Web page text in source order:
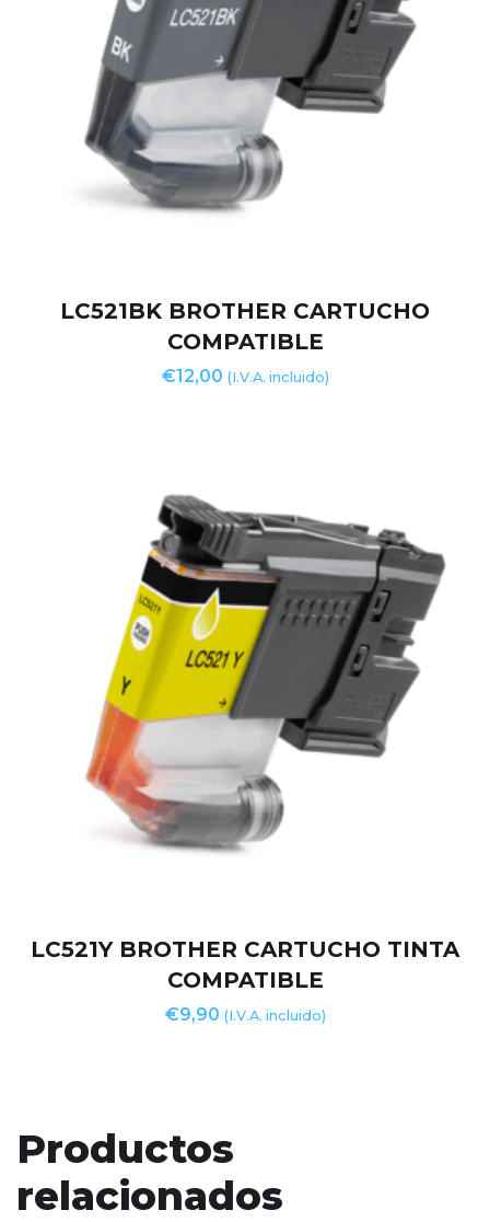
LC521BK BROTHER CARTUCHO
COMPATIBLE
€12,00 (I.V.A. incluido)
LC521Y BROTHER CARTUCHO TINTA
COMPATIBLE
€9,90 (I.V.A. incluido)
Productos
relacionados